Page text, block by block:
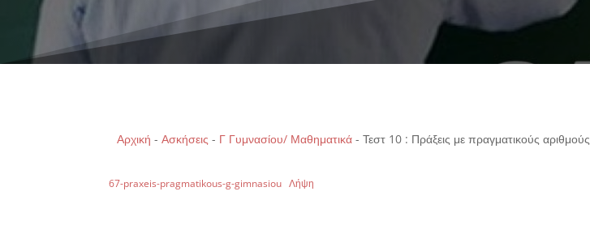
Αρχική -Ασκήσεις - Γ Γυμνασίου/ Μαθηματικά -Τεστ 10 : Πράξεις με πραγματικούς αριθμούς
67-praxeis-pragmatikous-g-gimnasiou Λήψη